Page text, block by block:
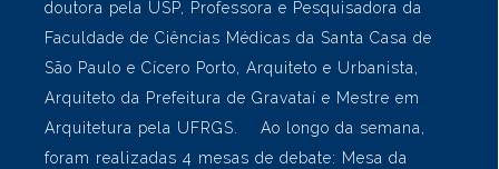
trajetória, falaram do mercado de trabalho e das
possibilidades dos cursos de graduação.
Recebemos os profissionais Felipe Kirchner,
Advogado, Defensor Público e Professor da Escola
de Direito da PUCRS, que foi ex-aluno do Colégio
João Paulo, Ângelo Bos, Médico Gerontologista,